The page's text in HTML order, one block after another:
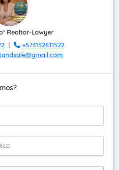
Realtor-Lawyer
|
+573152811522